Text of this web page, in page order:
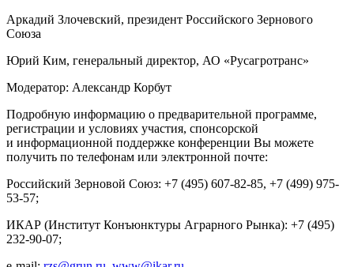
Аркадий Злочевский, президент Российского Зернового
Союза
Юрий Ким, генеральный директор, АО «Русагротранс»
Модератор: Александр Корбут
Подробную информацию о предварительной программе,
регистрации и условиях участия, спонсорской
и информационной поддержке конференции Вы можете
получить по телефонам или электронной почте:
Российский Зерновой Союз: +7 (495) 607-82-85, +7 (499) 975-
53-57;
ИКАР (Институт Конъюнктуры Аграрного Рынка): +7 (495)
232-90-07;